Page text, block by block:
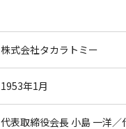
株式会社タカラトミー
1953年1月
代表取締役会長 小島 一洋／